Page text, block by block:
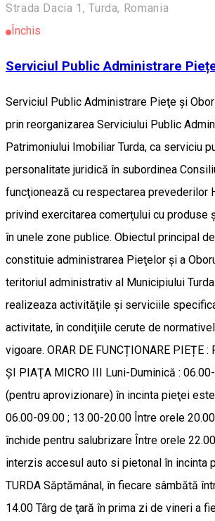
Strada Dacia 1, Turda, Romania
Închis
Serviciul Public Administrare
Serviciul Public Administrare Pieţe şi
prin reorganizarea Serviciului Public
Patrimoniului Imobiliar Turda, ca serviciu
personalitate juridică în subordinea
funcţionează cu respectarea prevederilor
privind exercitarea comerţului cu produse
în unele zone publice. Obiectul principal
constituie administrarea Pieţelor şi a
teritoriul administrativ al Municipiului
realizeaza activităţile şi serviciile
activitate, în condiţiile cerute de
vigoare. ORAR DE FUNCȚIONARE PIEȚE :
ŞI PIAŢA MICRO III Luni-Duminică :
(pentru aprovizionare) în incinta pieţei
06.00-09.00 ; 13.00-20.00 Între orele
închide pentru salubrizare Între orele
interzis accesul auto si pietonal în incinta
TURDA Săptămânal, în fiecare sâmbătă
14.00 Târg de ţară în prima zi de vineri a